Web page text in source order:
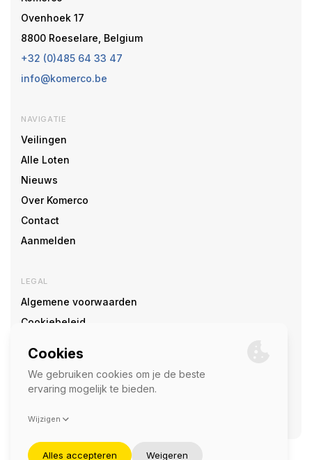
Ovenhoek 17
8800 Roeselare, Belgium
+32 (0)485 64 33 47
info@komerco.be
NAVIGATIE
Veilingen
Alle Loten
Nieuws
Over Komerco
Contact
Aanmelden
LEGAL
Algemene voorwaarden
Cookiebeleid
SOCIAL
©2026 — Komerco